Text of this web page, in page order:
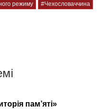
режиму
#Чехословаччина
пам’яті»